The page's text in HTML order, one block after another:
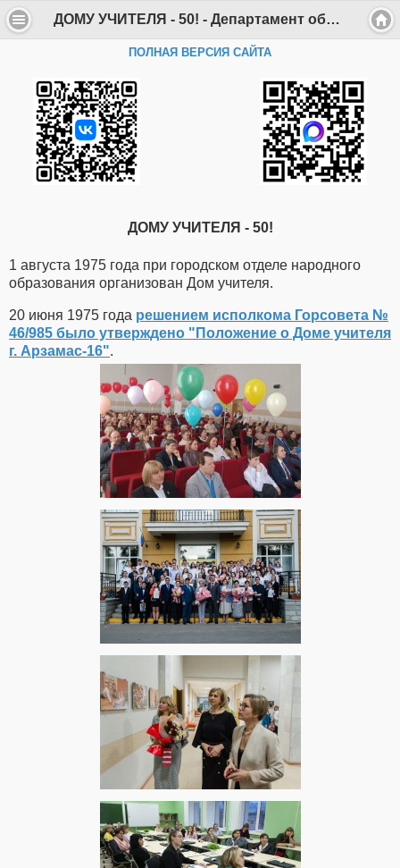
ДОМУ УЧИТЕЛЯ - 50! - Департамент образования Администрации г. Саров
ПОЛНАЯ ВЕРСИЯ САЙТА
ДОМУ УЧИТЕЛЯ - 50!
1 августа 1975 года при городском отделе народного
образования организован Дом учителя.
20 июня 1975 года решением исполкома Горсовета №
46/985 было утверждено "Положение о Доме учителя
г. Арзамас-16".